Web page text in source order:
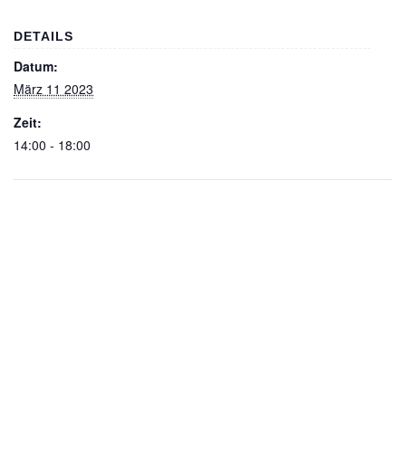
DETAILS
Datum:
März 11 2023
Zeit:
14:00 - 18:00